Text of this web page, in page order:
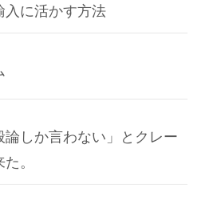
入に活かす方法
論しか言わない」とクレー
。